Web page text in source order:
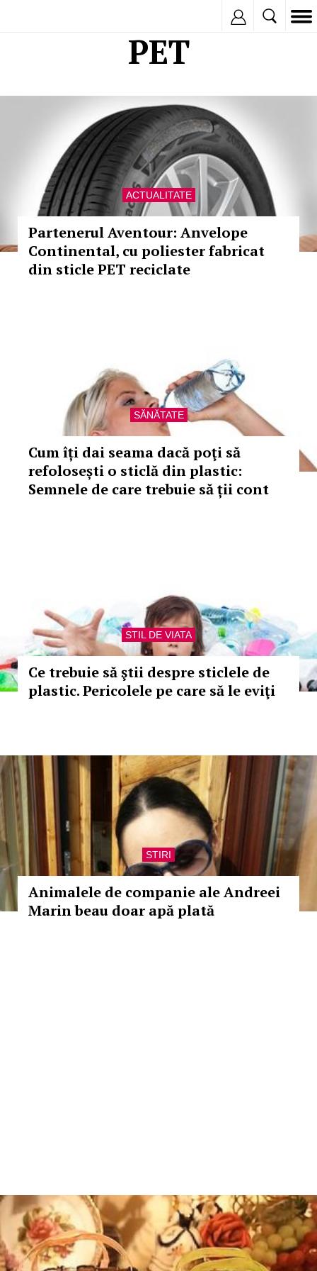
PET
ACTUALITATE
Partenerul Aventour: Anvelope
Continental, cu poliester fabricat
din sticle PET reciclate
SĂNĂTATE
Cum îți dai seama dacă poţi să
refolosești o sticlă din plastic:
Semnele de care trebuie să ții cont
STIL DE VIATA
Ce trebuie să ştii despre sticlele de
plastic. Pericolele pe care să le eviţi
STIRI
Animalele de companie ale Andreei
Marin beau doar apă plată